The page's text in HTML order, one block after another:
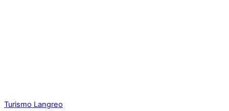
Turismo Langreo